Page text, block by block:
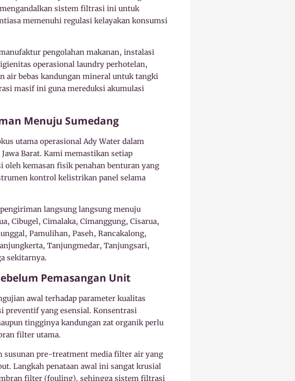
sistem filtrasi ini untuk
memenuhi regulasi kelayakan konsumsi
pengolahan makanan, instalasi
operasional laundry perhotelan,
air bebas kandungan mineral untuk tangki
masif ini guna mereduksi akumulasi
Menuju Sumedang
utama operasional Ady Water dalam
Barat. Kami memastikan setiap
kemasan fisik penahan benturan yang
kontrol kelistrikan panel selama
langsung langsung menuju
Cibugel, Cimalaka, Cimanggung, Cisarua,
Pamulihan, Paseh, Rancakalong,
Tanjungmedar, Tanjungsari,
sekitarnya.
Pemasangan Unit
awal terhadap parameter kualitas
preventif yang esensial. Konsentrasi
tingginya kandungan zat organik perlu
filter utama.
susunan pre-treatment media filter air yang
Langkah penataan awal ini sangat krusial
filter (fouling), sehingga sistem filtrasi